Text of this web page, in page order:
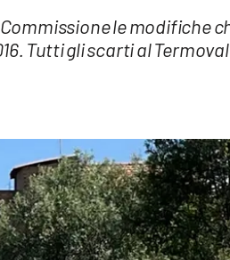
le modifiche
Tutti gli scarti al